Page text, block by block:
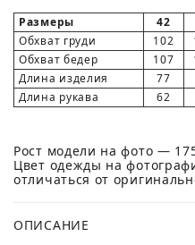
Размеры 42
Обхват груди
102
Обхват бедер
107
Длина изделия
77
Длина рукава
62
Рост модели на фото —
Цвет одежды на
отличаться от
ОПИСАНИЕ